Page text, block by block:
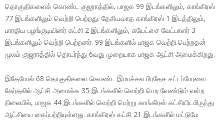
தொகுதிகளைக் கொண்ட குஜராத்தில், பாஜக 99 இடங்களிலும், காங்கிரஸ்
77 இடங்களிலும் வெற்றி பெற்றது. தேசியவாத காங்கிரஸ் 1 இடத்திலும்,
பாரதிய பழங்குடியினர் கட்சி 2 இடங்களிலும், சுயேட்சை வேட்பாளர் 3
இடங்களிலும் வெற்றி பெற்றனர். 99 இடங்களில் பாஜக வெற்றி பெற்றதன்
மூலம் குஜராத்தில் தொடர்ந்து 6வது முறையாக பாஜக ஆட்சி அமைக்கிறது.
இதேபோல் 68 தொகுதிகளை கொண்ட இமாச்சல பிரதேச சட்டப்பேரவை
தேர்தலில் ஆட்சி அமைக்க 35 இடங்களில் வெற்றி பெற வேண்டும் என்ற
நிலையில், பாஜக 44 இடங்களில் வெற்றி பெற்று காங்கிரஸ் கட்சியிடமிருந்து
ஆட்சியை கைப்பற்றியுள்ளது. காங்கிரஸ் கட்சி 21 இடங்களில் மட்டுமே